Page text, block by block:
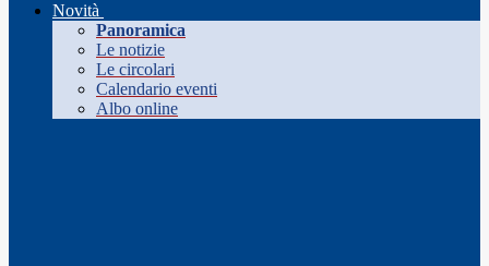
Novità
Panoramica
Le notizie
Le circolari
Calendario eventi
Albo online